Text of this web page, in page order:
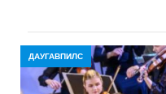
ДАУГАВПИЛС